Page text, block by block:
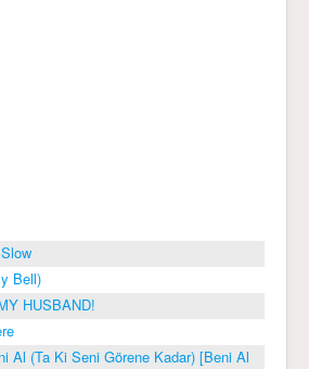
Bell)
HUSBAND!
Al (Ta Ki Seni Görene Kadar) [Beni Al